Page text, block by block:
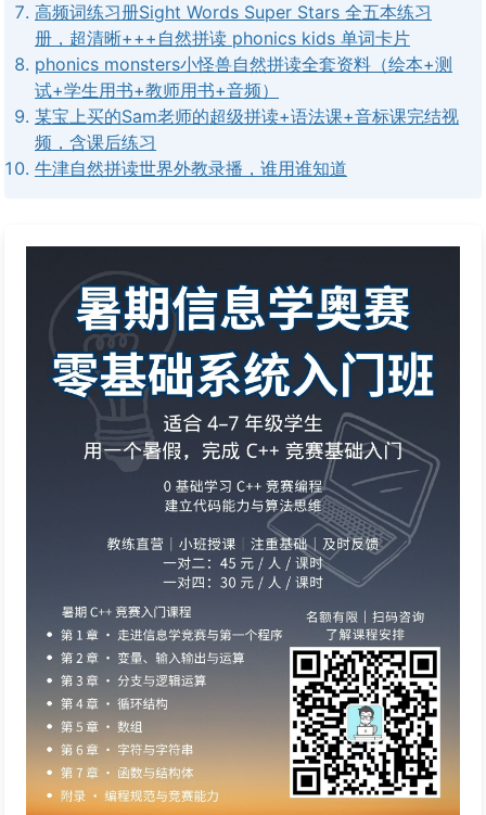
高频词练习册Sight Words Super Stars 全五本练习
册，超清晰+++自然拼读 phonics kids 单词卡片
phonics monsters小怪兽自然拼读全套资料（绘本+测
试+学生用书+教师用书+音频）
某宝上买的Sam老师的超级拼读+语法课+音标课完结视
频，含课后练习
牛津自然拼读世界外教录播，谁用谁知道